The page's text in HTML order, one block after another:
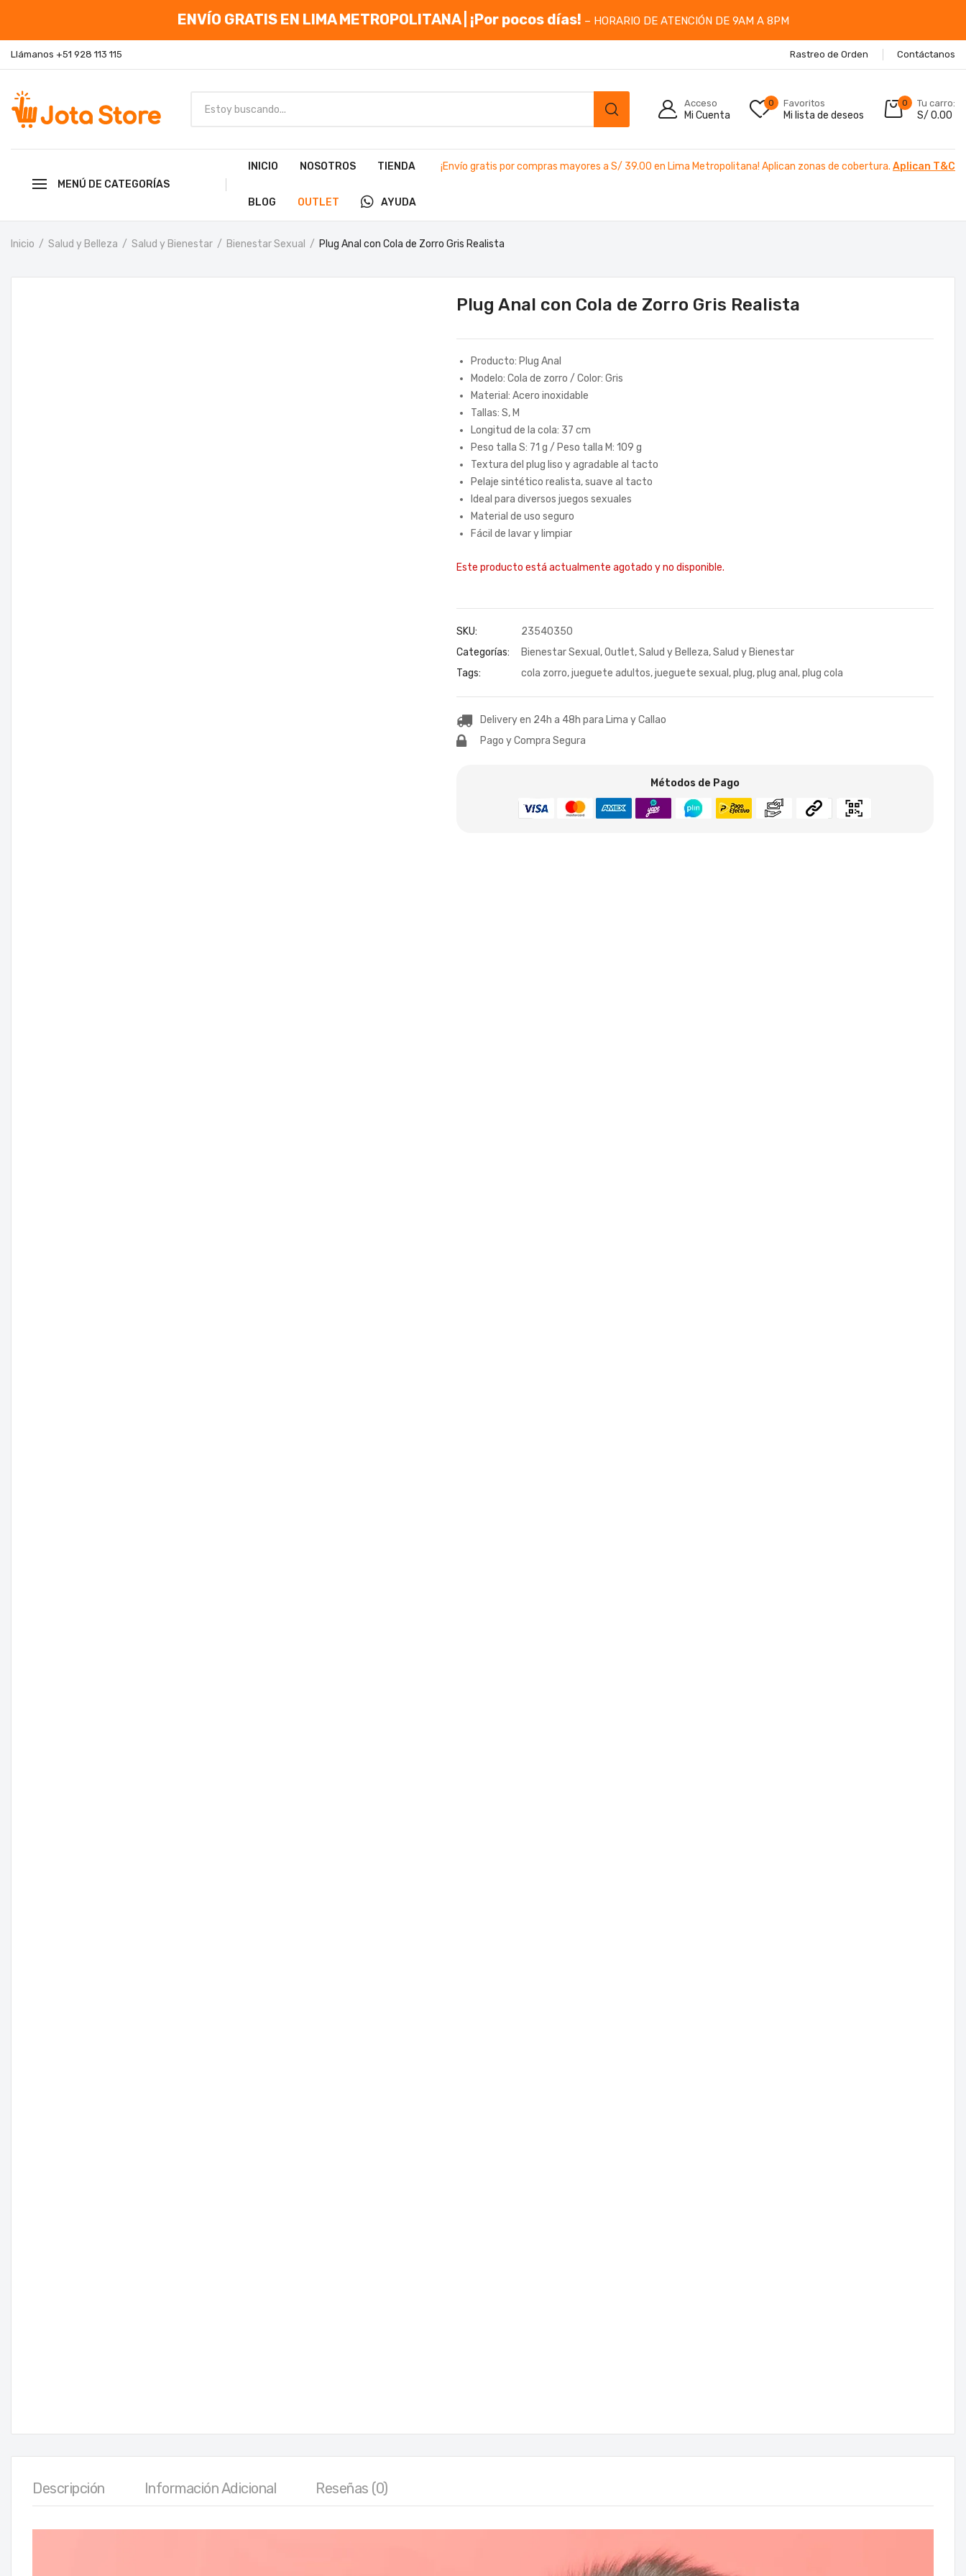
ENVÍO GRATIS EN LIMA METROPOLITANA | ¡Por pocos días! – HORARIO DE ATENCIÓN DE 9AM A 8PM
Llámanos +51 928 113 115 Rastreo de Orden Contáctanos
Acceso
Mi Cuenta
0 Favoritos
Mi lista de deseos
0 Tu carro:
S/ 0.00
MENÚ DE CATEGORÍAS
INICIO NOSOTROS TIENDA
BLOG OUTLET AYUDA
¡Envío gratis por compras mayores a S/ 39.00 en Lima Metropolitana! Aplican zonas de cobertura. Aplican T&C
Inicio Salud y Belleza Salud y Bienestar Bienestar Sexual Plug Anal con Cola de Zorro Gris Realista
Plug Anal con Cola de Zorro Gris Realista
Producto: Plug Anal
Modelo: Cola de zorro / Color: Gris
Material: Acero inoxidable
Tallas: S, M
Longitud de la cola: 37 cm
Peso talla S: 71 g / Peso talla M: 109 g
Textura del plug liso y agradable al tacto
Pelaje sintético realista, suave al tacto
Ideal para diversos juegos sexuales
Material de uso seguro
Fácil de lavar y limpiar
Este producto está actualmente agotado y no disponible.
SKU:
23540350
Categorías:
Bienestar Sexual ,Outlet,Salud y Belleza,Salud y Bienestar
Tags:
cola zorro,jueguete adultos,jueguete sexual ,plug,plug anal ,plug cola
Delivery en 24h a 48h para Lima y Callao
Pago y Compra Segura
Métodos de Pago
Descripción Información Adicional Reseñas (0)